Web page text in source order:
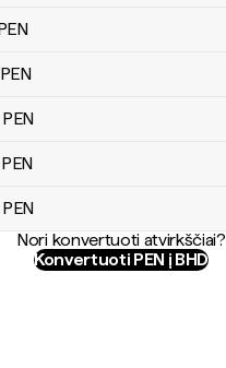
PEN
PEN
PEN
PEN
Nori konvertuoti atvirkščiai?
Konvertuoti PEN į BHD